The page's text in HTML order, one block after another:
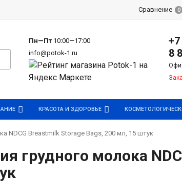
Сравнение 0
Пн—Пт10:00—17:00
info@potok-1.ru
8
КРАСОТА И ЗДОРОВЬЕ
NDCG Breastmilk Storage Bags, 200 мл, 15 штук
грудного молока